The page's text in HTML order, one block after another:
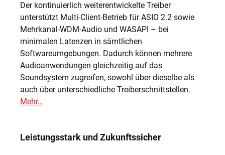
Der kontinuierlich weiterentwickelte Treiber
unterstützt Multi-Client-Betrieb für ASIO 2.2 sowie
Mehrkanal-WDM-Audio und WASAPI – bei
minimalen Latenzen in sämtlichen
Softwareumgebungen. Dadurch können mehrere
Audioanwendungen gleichzeitig auf das
Soundsystem zugreifen, sowohl über dieselbe als
auch über unterschiedliche Treiberschnittstellen.
Mehr…
Leistungsstark und Zukunftssicher